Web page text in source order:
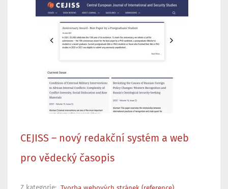
CEJISS – nový redakční systém a web
pro vědecký časopis